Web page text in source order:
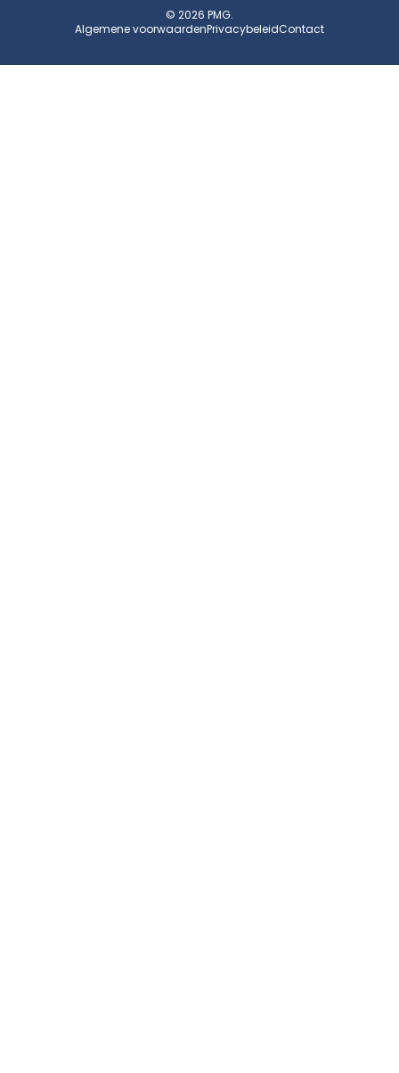
© 2026 PMG.
Algemene voorwaardenPrivacybeleidContact